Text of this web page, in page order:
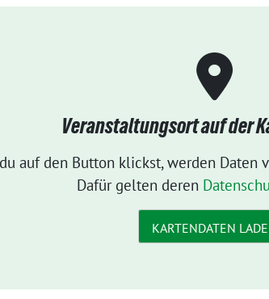
Veranstaltungsort auf der
auf den Button klickst, werden Daten
Dafür gelten deren
KARTENDATEN